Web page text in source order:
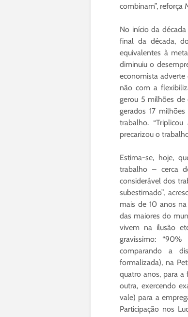
combinam”, reforça
No início da
final da década,
equivalentes à
diminuiu o
economista adverte
não com a
gerou 5 milhões de
gerados 17
trabalho.
precarizou o
Estima-se, hoje,
trabalho – cerca
considerável dos
subestimado”,
mais de 10 anos
das maiores do
vivem na ilusão
gravíssimo: “90%
comparando a
formalizada), na
quatro anos, para
outra, exercendo
vale) para a
Participação nos